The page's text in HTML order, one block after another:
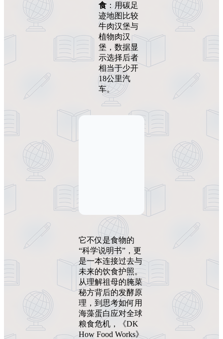
食 ：用碳足
迹地图比较
牛肉汉堡与
植物肉汉
堡，数据显
示选择后者
相当于少开
18公里汽
车。
它不仅是食物的
“科学说明书”，更
是一本连接过去与
未来的饮食护照。
从理解祖母的腌菜
秘方背后的发酵原
理，到思考如何用
海藻蛋白应对全球
粮食危机，《DK
How Food Works》